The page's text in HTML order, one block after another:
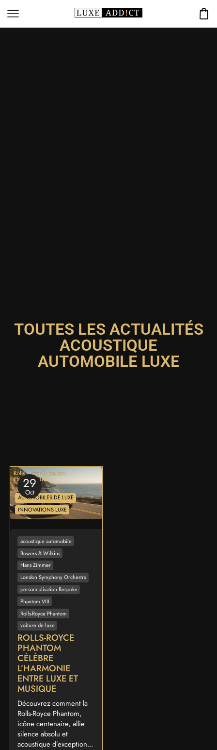
TOUTES LES ACTUALITÉS
ACOUSTIQUE
AUTOMOBILE LUXE
29
Oct
AUTOMOBILES DE LUXE
INNOVATIONS LUXE
acoustique automobile
Bowers & Wilkins
Hans Zimmer
London Symphony Orchestra
personnalisation Bespoke
Phantom VIII
Rolls-Royce Phantom
voiture de luxe
ROLLS-ROYCE
PHANTOM
CÉLÈBRE
L’HARMONIE
ENTRE LUXE ET
MUSIQUE
Découvrez comment la
Rolls-Royce Phantom,
icône centenaire, allie
silence absolu et
acoustique d’exception...